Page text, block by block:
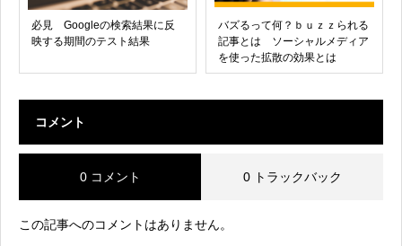
必見 Googleの検索結果に反
映する期間のテスト結果
バズるって何？ｂｕｚｚられる
記事とは ソーシャルメディア
を使った拡散の効果とは
コメント
0 コメント 0 トラックバック
この記事へのコメントはありません。